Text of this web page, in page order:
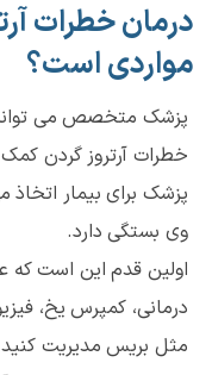
درمان خطرات
مواردی است؟
پزشک متخصص می تواند
خطرات آرتروز گردن
پزشک برای بیمار
وی بستگی دارد.
اولین قدم این است که
درمانی، کمپرس یخ،
مثل بریس مدیریت